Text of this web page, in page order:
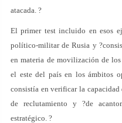
atacada. ?
El primer test incluido en esos
político-militar de Rusia y
en materia de movilización de
el este del país en los ámbitos
consistía en verificar la
de reclutamiento y ?de
estratégico. ?